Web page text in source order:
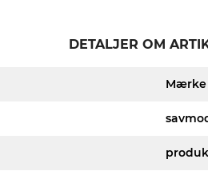
DETALJER OM
Mærke